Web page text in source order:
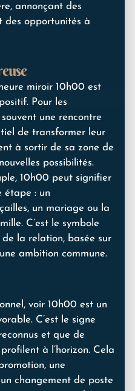
annonçant des
des opportunités à
miroir 10h00 est
Pour les
une rencontre
de transformer leur
à sortir de sa zone de
possibilités.
10h00 peut signifier
étape : un
un mariage ou la
C’est le symbole
de la relation, basée sur
ambition commune.
voir 10h00 est un
C’est le signe
et que de
à l’horizon. Cela
une
changement de poste